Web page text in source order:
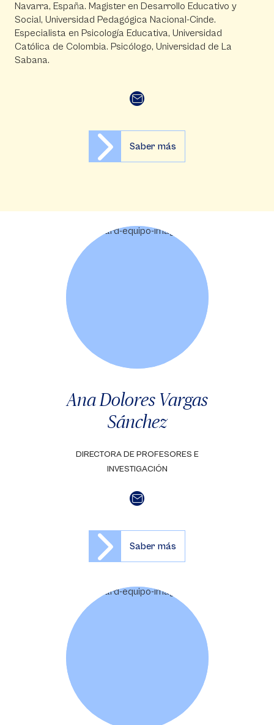
Navarra, España. Magister en Desarrollo Educativo y
Social, Universidad Pedagógica Nacional-Cinde.
Especialista en Psicología Educativa, Universidad
Católica de Colombia. Psicólogo, Universidad de La
Sabana.
Saber más
Ana Dolores Vargas
Sánchez
DIRECTORA DE PROFESORES E
INVESTIGACIÓN
Saber más